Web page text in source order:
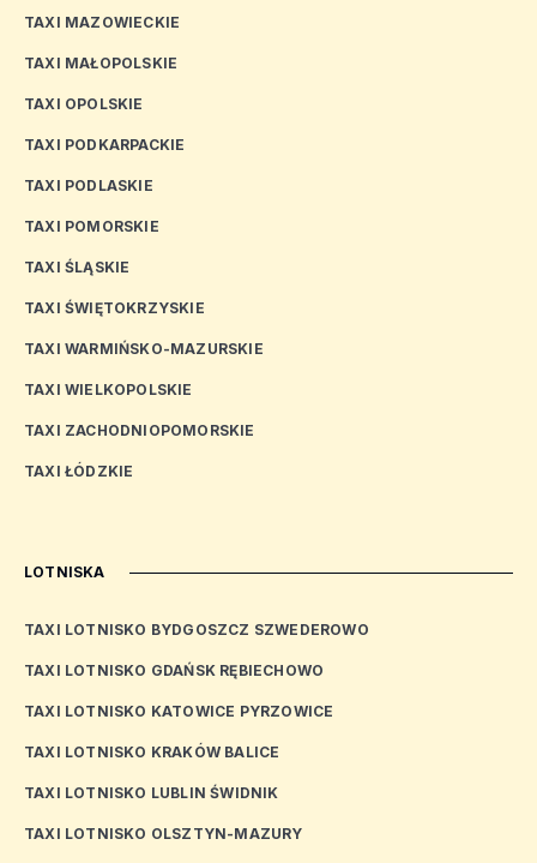
TAXI MAZOWIECKIE
TAXI MAŁOPOLSKIE
TAXI OPOLSKIE
TAXI PODKARPACKIE
TAXI PODLASKIE
TAXI POMORSKIE
TAXI ŚLĄSKIE
TAXI ŚWIĘTOKRZYSKIE
TAXI WARMIŃSKO-MAZURSKIE
TAXI WIELKOPOLSKIE
TAXI ZACHODNIOPOMORSKIE
TAXI ŁÓDZKIE
LOTNISKA
TAXI LOTNISKO BYDGOSZCZ SZWEDEROWO
TAXI LOTNISKO GDAŃSK RĘBIECHOWO
TAXI LOTNISKO KATOWICE PYRZOWICE
TAXI LOTNISKO KRAKÓW BALICE
TAXI LOTNISKO LUBLIN ŚWIDNIK
TAXI LOTNISKO OLSZTYN-MAZURY